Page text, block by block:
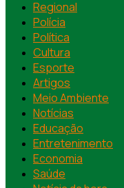
Regional
Polícia
Política
Cultura
Esporte
Artigos
Meio Ambiente
Notícias
Educação
Entretenimento
Economia
Saúde